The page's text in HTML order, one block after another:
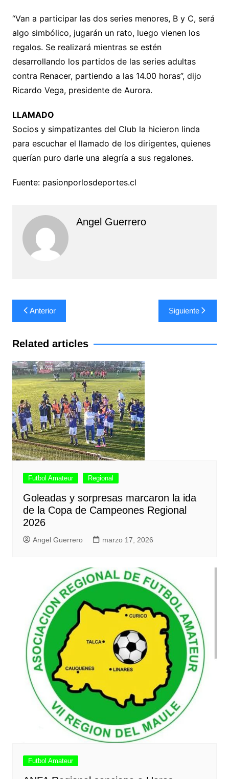
“Van a participar las dos series menores, B y C, será
algo simbólico, jugarán un rato, luego vienen los
regalos. Se realizará mientras se estén
desarrollando los partidos de las series adultas
contra Renacer, partiendo a las 14.00 horas”, dijo
Ricardo Vega, presidente de Aurora.
LLAMADO
Socios y simpatizantes del Club la hicieron linda
para escuchar el llamado de los dirigentes, quienes
querían puro darle una alegría a sus regalones.
Fuente: pasionporlosdeportes.cl
Angel Guerrero
Navegación
de
entradas
Anterior Siguiente
Related articles
Futbol Amateur Regional
Goleadas y sorpresas marcaron la ida
de la Copa de Campeones Regional
2026
Angel Guerrero marzo 17, 2026
Futbol Amateur